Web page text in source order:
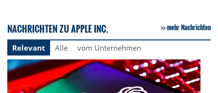
NACHRICHTEN ZU APPLE INC. mehr Nachrichten
Relevant Alle vom Unternehmen